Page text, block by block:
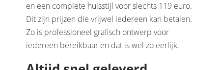
en een complete huisstijl voor slechts 119 euro.
Dit zijn prijzen die vrijwel iedereen kan betalen.
Zo is professioneel grafisch ontwerp voor
iedereen bereikbaar en dat is wel zo eerlijk.